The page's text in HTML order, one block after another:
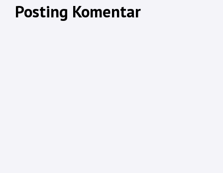
Posting Komentar